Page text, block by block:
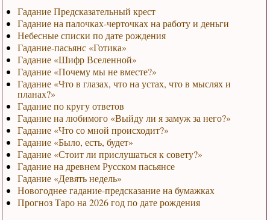
Гадание Предсказательный крест
Гадание на палочках-черточках на работу и деньги
Небесные списки по дате рождения
Гадание-пасьянс «Готика»
Гадание «Шифр Вселенной»
Гадание «Почему мы не вместе?»
Гадание «Что в глазах, что на устах, что в мыслях и
планах?»
Гадание по кругу ответов
Гадание на любимого «Выйду ли я замуж за него?»
Гадание «Что со мной происходит?»
Гадание «Было, есть, будет»
Гадание «Стоит ли прислушаться к совету?»
Гадание на древнем Русском пасьянсе
Гадание «Девять недель»
Новогоднее гадание-предсказание на бумажках
Прогноз Таро на 2026 год по дате рождения